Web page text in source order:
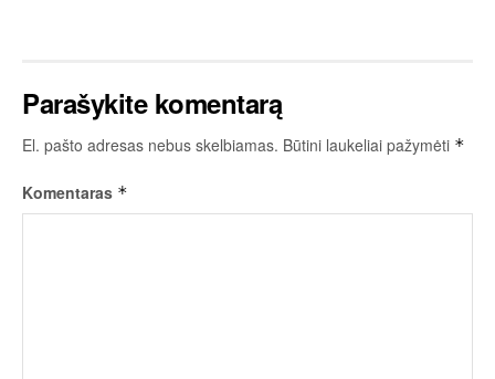
Parašykite komentarą
El. pašto adresas nebus skelbiamas. Būtini laukeliai pažymėti *
Komentaras *